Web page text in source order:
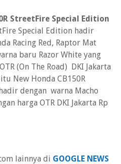
StreetFire Special Edition
Special Edition hadir
Racing Red, Raptor Mat
baru Razor White yang
(On The Road) DKI Jakarta
New Honda CB150R
dengan warna Macho
harga OTR DKI Jakarta Rp
lainnya di GOOGLE NEWS